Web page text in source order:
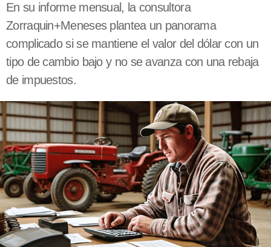
En su informe mensual, la consultora
Zorraquin+Meneses plantea un panorama
complicado si se mantiene el valor del dólar con un
tipo de cambio bajo y no se avanza con una rebaja
de impuestos.